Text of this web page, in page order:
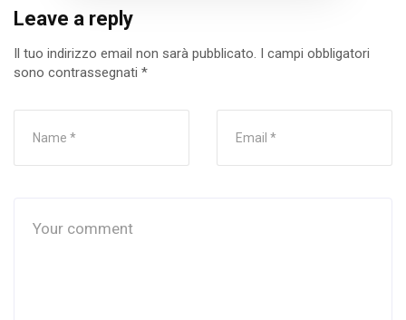
Leave a reply
Il tuo indirizzo email non sarà pubblicato. I campi obbligatori
sono contrassegnati *